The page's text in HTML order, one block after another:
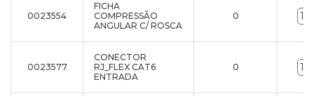
0023554
FICHA
COMPRESSÃO
ANGULAR C/ ROSCA
0
0023577
CONECTOR
RJ_FLEX CAT6
ENTRADA
0